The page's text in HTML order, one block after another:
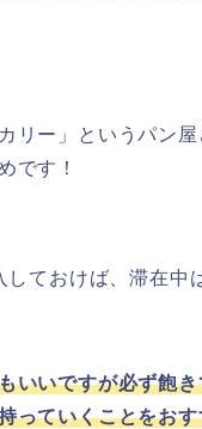
リー」というパン
です！
ておけば、滞在中
いいですが必ず飽
っていくことをお